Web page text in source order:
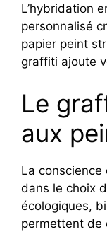
L’hybridation
personnalisé
papier peint
graffiti ajoute
Le
aux
La conscience
dans le choix
écologiques,
permettent de